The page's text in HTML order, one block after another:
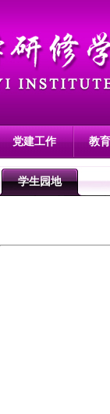
党建工作 教
学生园地